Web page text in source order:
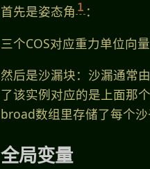
首先是姿态角 1 ：
三个COS对应重力单位向
然后是沙漏块：沙漏通常
了该实例对应的是上面那
broad数组里存储了每个沙
全局变量